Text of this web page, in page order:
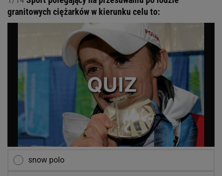
granitowych ciężarków w kierunku celu to:
snow polo